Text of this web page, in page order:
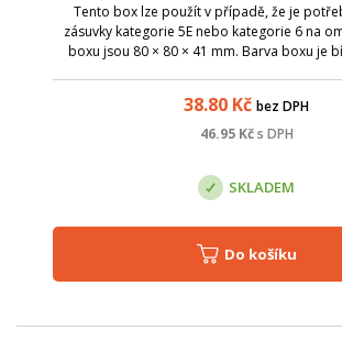
Tento box lze použít v případě, že je
zásuvky kategorie 5E nebo kategorie 6 na
boxu jsou 80 × 80 × 41 mm. Barva boxu je
38.80 Kč bez DPH
46.95Kč s DPH
SKLADEM
Do košíku